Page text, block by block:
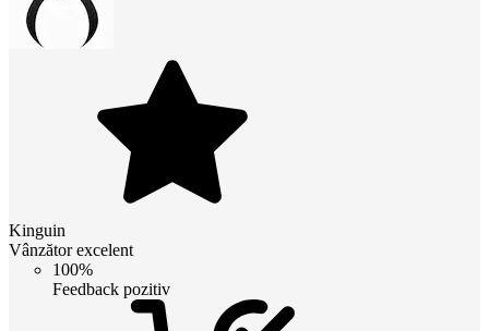
Kinguin
Vânzător excelent
100%
Feedback pozitiv